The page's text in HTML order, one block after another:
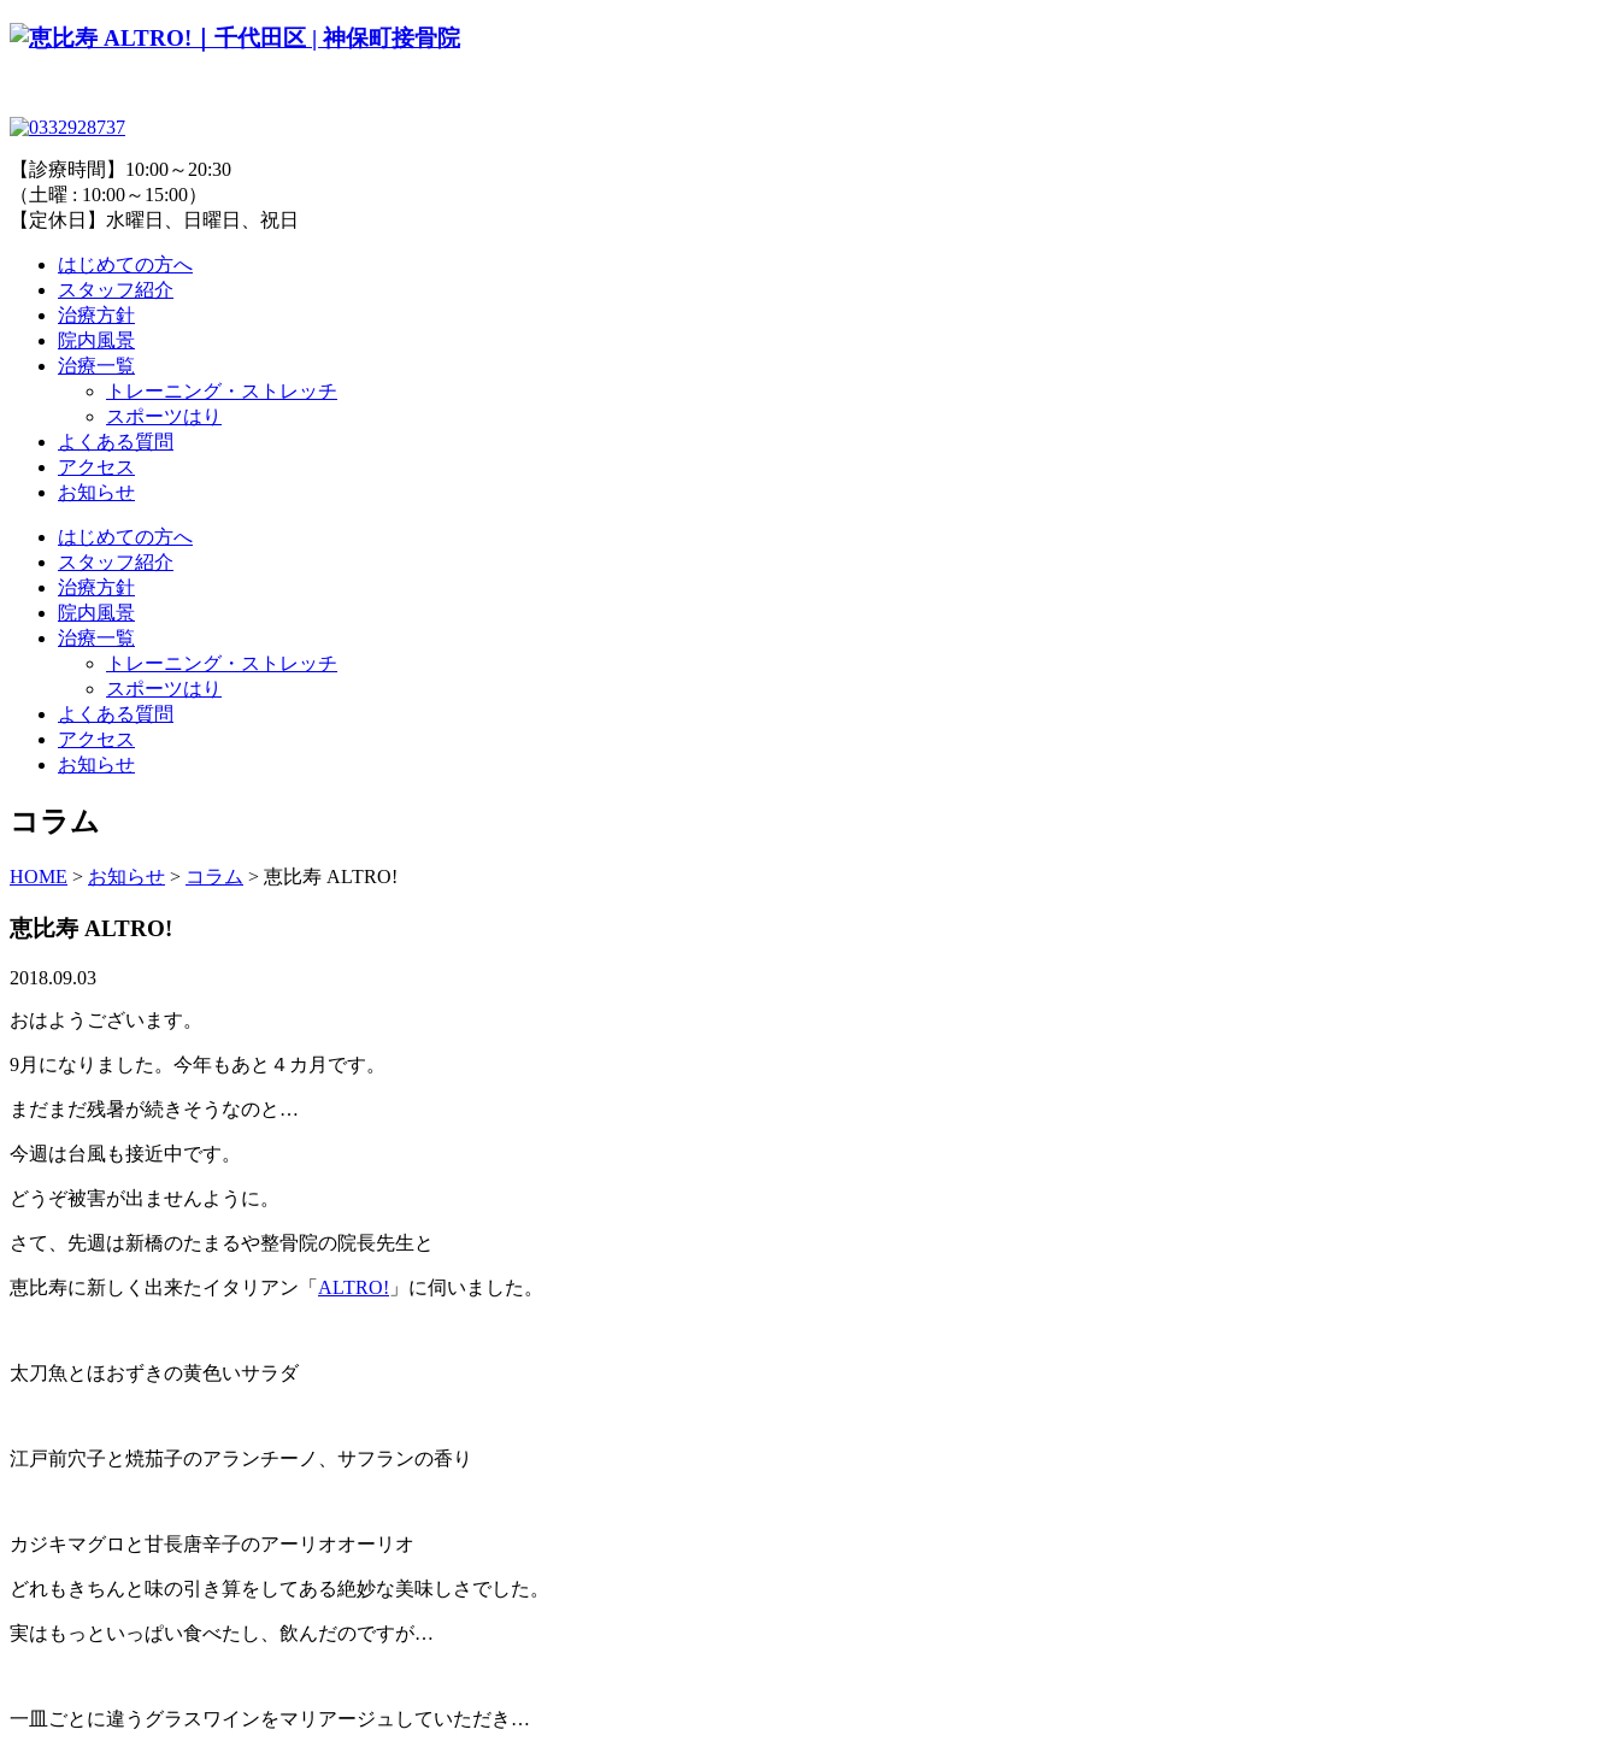
【診療時間】10:00～20:30
（土曜 : 10:00～15:00）
【定休日】水曜日、日曜日、祝日
はじめての方へ
スタッフ紹介
治療方針
院内風景
治療一覧
トレーニング・ストレッチ
スポーツはり
よくある質問
アクセス
お知らせ
はじめての方へ
スタッフ紹介
治療方針
院内風景
治療一覧
トレーニング・ストレッチ
スポーツはり
よくある質問
アクセス
お知らせ
コラム
HOME > お知らせ > コラム > 恵比寿 ALTRO!
恵比寿 ALTRO!
2018.09.03
おはようございます。
9月になりました。今年もあと４カ月です。
まだまだ残暑が続きそうなのと…
今週は台風も接近中です。
どうぞ被害が出ませんように。
さて、先週は新橋のたまるや整骨院の院長先生と
恵比寿に新しく出来たイタリアン「 ALTRO! 」に伺いました。
太刀魚とほおずきの黄色いサラダ
江戸前穴子と焼茄子のアランチーノ、サフランの香り
カジキマグロと甘長唐辛子のアーリオオーリオ
どれもきちんと味の引き算をしてある絶妙な美味しさでした。
実はもっといっぱい食べたし、飲んだのですが…
一皿ごとに違うグラスワインをマリアージュしていただき…